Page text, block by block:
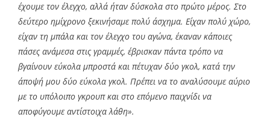
έχουμε τον έλεγχο, αλλά ήταν δύσκολα στο πρώτο μέρος. Στο
δεύτερο ημίχρονο ξεκινήσαμε πολύ άσχημα. Είχαν πολύ χώρο,
είχαν τη μπάλα και τον έλεγχο του αγώνα, έκαναν κάποιες
πάσες ανάμεσα στις γραμμές, έβρισκαν πάντα τρόπο να
βγαίνουν εύκολα μπροστά και πέτυχαν δύο γκολ, κατά την
άποψή μου δύο εύκολα γκολ. Πρέπει να το αναλύσουμε αύριο
με το υπόλοιπο γκρουπ και στο επόμενο παιχνίδι να
αποφύγουμε αντίστοιχα λάθη».